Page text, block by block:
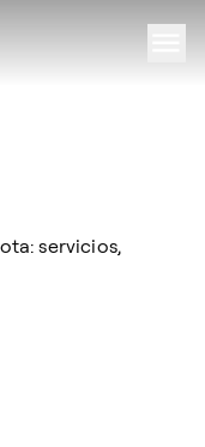
servicios,